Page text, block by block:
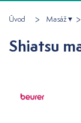
Úvod Masáž
Shiatsu